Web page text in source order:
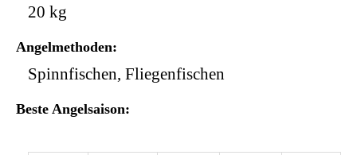
20 kg
Angelmethoden
Spinnfischen, Fliegenfischen
Beste Angelsaison